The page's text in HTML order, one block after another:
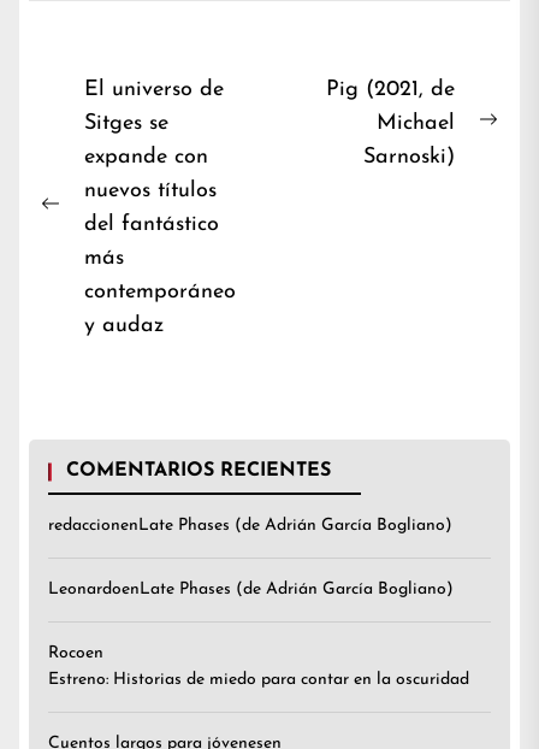
Navegación
entradas
Previous
El universo de
Sitges se
expande con
nuevos títulos
del fantástico
más
contemporáneo
y audaz
Pig (2021, de
Michael
Sarnoski)
COMENTARIOS RECIENTES
redaccionenLate Phases (de Adrián García Bogliano)
LeonardoenLate Phases (de Adrián García Bogliano)
Rocoen
Estreno: Historias de miedo para contar en la oscuridad
Cuentos largos para jóvenesen